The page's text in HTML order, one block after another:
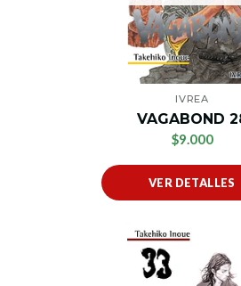
IVREA
VAGABOND
$9.000
VER DETALLES